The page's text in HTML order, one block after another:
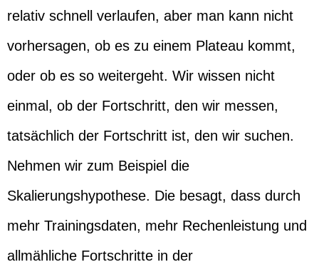
relativ schnell verlaufen, aber man kann nicht
vorhersagen, ob es zu einem Plateau kommt,
oder ob es so weitergeht. Wir wissen nicht
einmal, ob der Fortschritt, den wir messen,
tatsächlich der Fortschritt ist, den wir suchen.
Nehmen wir zum Beispiel die
Skalierungshypothese. Die besagt, dass durch
mehr Trainingsdaten, mehr Rechenleistung und
allmähliche Fortschritte in der